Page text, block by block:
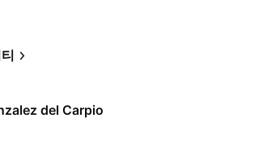
del Carpio